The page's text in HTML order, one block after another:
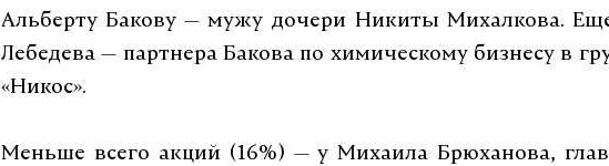
Альберту Бакову — мужу дочери Никиты Михалкова.
Лебедева — партнера Бакова по химическому бизнесу в
«Никос».
Меньше всего акций (16%) — у Михаила Брюханова,